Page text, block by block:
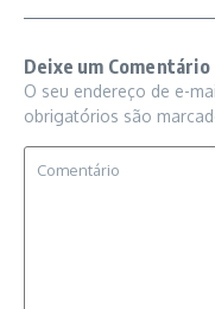
Deixe um Comentário
O seu endereço de e-
obrigatórios são